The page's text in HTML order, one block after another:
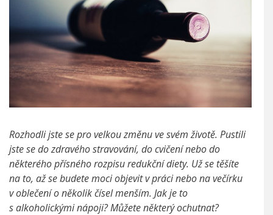
Rozhodli jste se pro velkou změnu ve svém životě. Pustili
jste se do zdravého stravování, do cvičení nebo do
některého přísného rozpisu redukční diety. Už se těšíte
na to, až se budete moci objevit v práci nebo na večírku
v oblečení o několik čísel menším. Jak je to
s alkoholickými nápoji? Můžete některý ochutnat?